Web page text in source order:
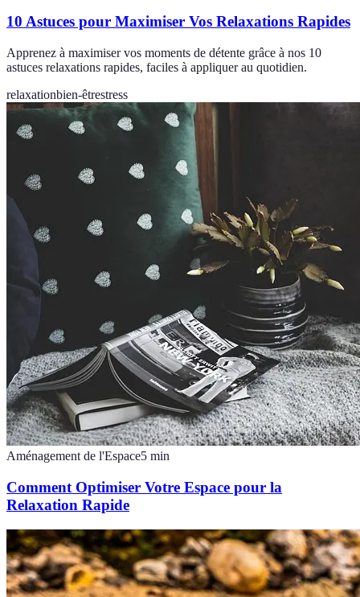
10 Astuces pour Maximiser Vos Relaxations Rapides
Apprenez à maximiser vos moments de détente grâce à nos 10
astuces relaxations rapides, faciles à appliquer au quotidien.
relaxationbien-êtrestress
Aménagement de l'Espace5 min
Comment Optimiser Votre Espace pour la
Relaxation Rapide